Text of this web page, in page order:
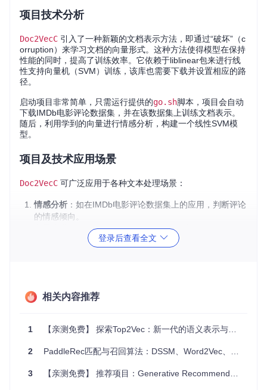
项目技术分析
Doc2VecC 引入了一种新颖的文档表示方法，即通过“破坏”（c
orruption）来学习文档的向量形式。这种方法使得模型在保持
性能的同时，提高了训练效率。它依赖于liblinear包来进行线
性支持向量机（SVM）训练，该库也需要下载并设置相应的路
径。
启动项目非常简单，只需运行提供的go.sh脚本，项目会自动
下载IMDb电影评论数据集，并在该数据集上训练文档表示。
随后，利用学到的向量进行情感分析，构建一个线性SVM模
型。
项目及技术应用场景
Doc2VecC 可广泛应用于各种文本处理场景：
情感分析 ：如在IMDb电影评论数据集上的应用，判断评论
的情感倾向。
：用于理解和提取文本中的关键主题或概念。
：提升搜索引擎的相关性，提高查询结果的准确
项目特点
效率提升：通过创新的文档表示法，减少了训练时间和资
易于使用：简单的命令行启动方式，一键下载数据集并开
可定制化：可以轻松地切换不同的数据集以适应不同任
登录后查看全文
相关内容推荐
1 【亲测免费】 探索Top2Vec：新一代的语义表示与挖掘工具
2 PaddleRec匹配与召回算法：DSSM、Word2Vec、DeepWalk等核心技术解析
3 【亲测免费】 推荐项目：Generative Recommenders——打造下一代推荐系统